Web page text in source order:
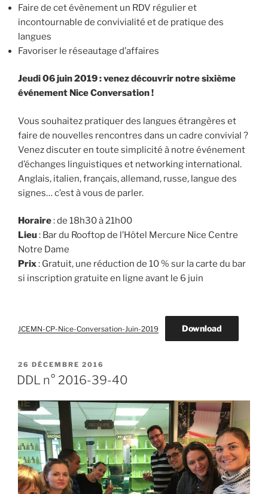
Faire de cet évènement un RDV régulier et
incontournable de convivialité et de pratique des
langues
Favoriser le réseautage d’affaires
Jeudi 06 juin 2019 : venez découvrir notre sixième
événement Nice Conversation !
Vous souhaitez pratiquer des langues étrangères et
faire de nouvelles rencontres dans un cadre convivial ?
Venez discuter en toute simplicité à notre événement
d’échanges linguistiques et networking international.
Anglais, italien, français, allemand, russe, langue des
signes… c’est à vous de parler.
Horaire: de 18h30 à 21h00
Lieu: Bar du Rooftop de l’Hôtel Mercure Nice Centre
Notre Dame
Prix: Gratuit, une réduction de 10 % sur la carte du bar
si inscription gratuite en ligne avant le 6 juin
JCEMN-CP-Nice-Conversation-Juin-2019 Download
PUBLIÉ
LE
26 DÉCEMBRE 2016
DDL n° 2016-39-40